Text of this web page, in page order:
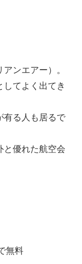
ンエアー）。
てよく出てき
有る人も居るで
と優れた航空会
無料